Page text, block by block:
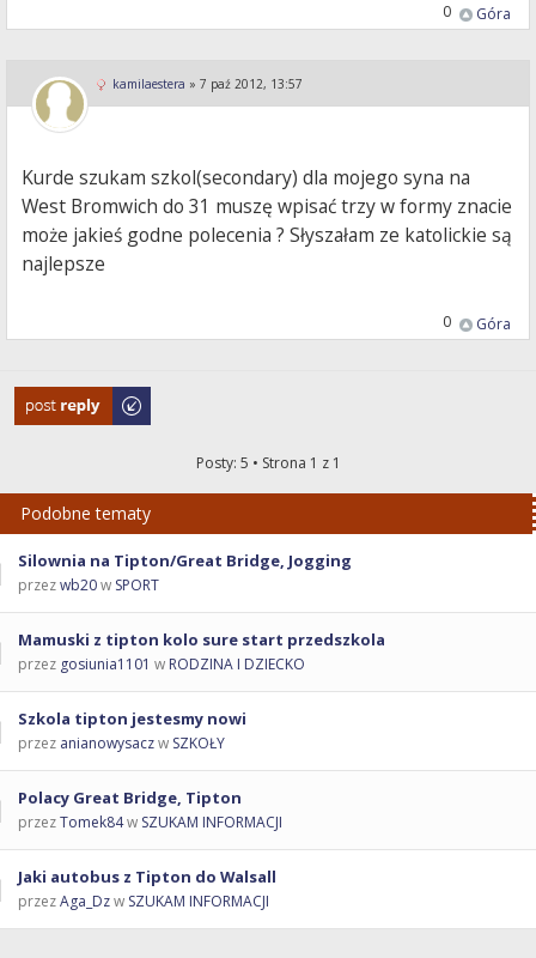
Góra
0
kamilaestera » 7 paź 2012, 13:57
Kurde szukam szkol(secondary) dla mojego syna na
West Bromwich do 31 muszę wpisać trzy w formy znacie
może jakieś godne polecenia ? Słyszałam ze katolickie są
najlepsze
Góra
0
Odpowiedz
Posty: 5 • Strona 1 z 1
Podobne tematy
Silownia na Tipton/Great Bridge, Jogging
przezwb20w SPORT
Mamuski z tipton kolo sure start przedszkola
przez gosiunia1101 w RODZINA I DZIECKO
Szkola tipton jestesmy nowi
przez anianowysaczw SZKOŁY
Polacy Great Bridge, Tipton
przezTomek84w SZUKAM INFORMACJI
Jaki autobus z Tipton do Walsall
przezAga_Dzw SZUKAM INFORMACJI